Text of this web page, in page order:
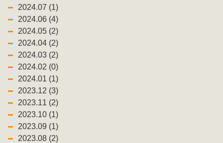
2024.07 (1)
2024.06 (4)
2024.05 (2)
2024.04 (2)
2024.03 (2)
2024.02 (0)
2024.01 (1)
2023.12 (3)
2023.11 (2)
2023.10 (1)
2023.09 (1)
2023.08 (2)